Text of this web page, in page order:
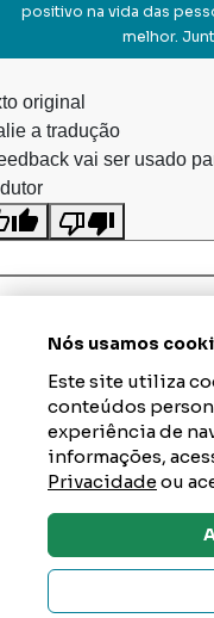
positivo na vida das
melhor.
Nós usamos
Este site utiliza
conteúdos
experiência de
informações,
Privacidadeou
original
a tradução
vai ser usado